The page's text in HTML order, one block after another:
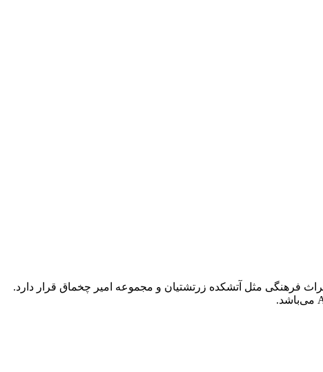
شهر و در مجاورت آثار شناخته‌ شده میراث فرهنگی مثل آتشکده زرتشتیان و مجموعه امیر چخماق قرار دارد.